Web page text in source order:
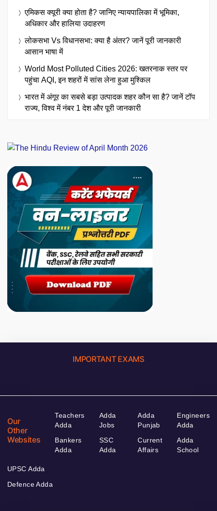
एमिकस क्यूरी क्या होता है? जानिए न्यायपालिका में भूमिका,
अधिकार और हालिया उदाहरण
लोकसभा Vs विधानसभा: क्या है अंतर? जानें पूरी जानकारी
आसान भाषा में
World Most Polluted Cities 2026: खतरनाक स्तर पर
पहुंचा AQI, इन शहरों में सांस लेना हुआ मुश्किल
भारत में अंगूर का सबसे बड़ा उत्पादक शहर कौन सा है? जानें टॉप
राज्य, विश्व में नंबर 1 देश और पूरी जानकारी
IMPORTANT EXAMS
Our
Other
Websites
Teachers
Adda
Bankers
Adda
Adda
Jobs
SSC
Adda
Adda
Punjab
Current
Affairs
Engineers
Adda
Adda
School
UPSC Adda
Defence Adda